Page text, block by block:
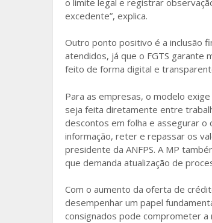
excedente”, explica.
Outro ponto positivo é a inclusão
atendidos, já que o FGTS garante
feito de forma digital e
Para as empresas, o modelo
seja feita diretamente entre
descontos em folha e assegurar o
informação, reter e repassar os
presidente da ANFPS. A MP
que demanda atualização de
Com o aumento da oferta de
desempenhar um papel
consignados pode comprometer a